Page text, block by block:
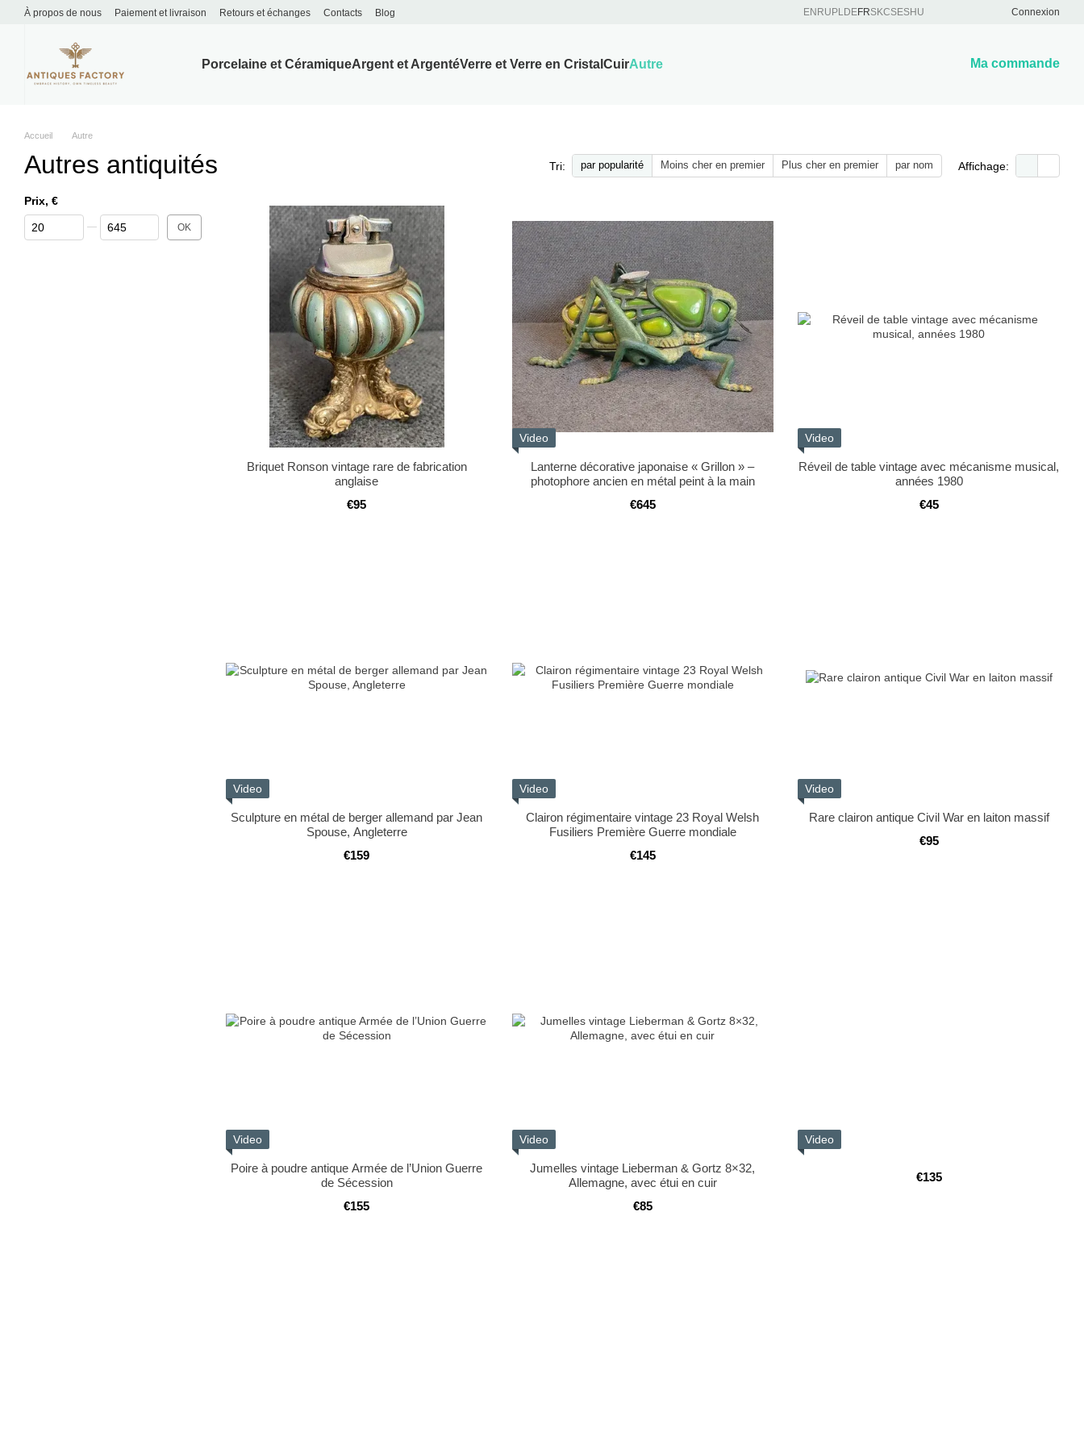
Перейти к основному контенту
À propos de nous Paiement et livraison Retours et échanges Contacts Blog EN RU PLDEFRSKCSESHU Connexion
Porcelaine et CéramiqueArgent et ArgentéVerre et Verre en Cristal CuirAutre Ma commande
Accueil Autre
Autres antiquités Tri: par popularité Moins cher en premier Plus cher en premier par nom Affichage:
Briquet Ronson vintage rare de fabrication
anglaise
€95
Video
Lanterne décorative japonaise « Grillon » –
photophore ancien en métal peint à la main
€645
Video
Réveil de table vintage avec mécanisme musical,
années 1980
€45
Video
Sculpture en métal de berger allemand par Jean
Spouse, Angleterre
€159
Video
Clairon régimentaire vintage 23 Royal Welsh
Fusiliers Première Guerre mondiale
€145
Video
Rare clairon antique Civil War en laiton massif
€95
Video
Poire à poudre antique Armée de l’Union Guerre
de Sécession
€155
Video
Jumelles vintage Lieberman & Gortz 8×32,
Allemagne, avec étui en cuir
€85
Video
€135
Prix, €
От Prix, €
До Prix, € OK